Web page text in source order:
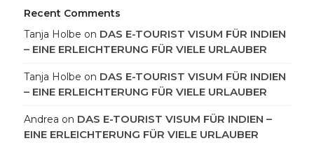
Recent Comments
Tanja Holbe on DAS E-TOURIST VISUM FÜR INDIEN
– EINE ERLEICHTERUNG FÜR VIELE URLAUBER
Tanja Holbe on DAS E-TOURIST VISUM FÜR INDIEN
– EINE ERLEICHTERUNG FÜR VIELE URLAUBER
Andrea on DAS E-TOURIST VISUM FÜR INDIEN –
EINE ERLEICHTERUNG FÜR VIELE URLAUBER